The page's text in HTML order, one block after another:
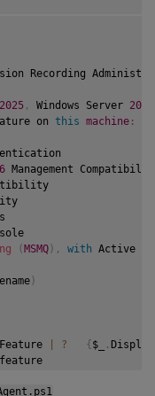
Recording
2025 , Windows Server 2022
on
this machine :
6 Management
(MSMQ) , with Active
)
? {$_ .